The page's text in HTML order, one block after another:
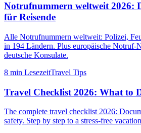
Notrufnummern weltweit 2026:
für Reisende
Alle Notrufnummern weltweit: Polizei,
in 194 Ländern. Plus europäische Notruf-
deutsche Konsulate.
8 min LesezeitTravel Tips
Travel Checklist 2026: What to
The complete travel checklist 2026:
safety. Step by step to a stress-free